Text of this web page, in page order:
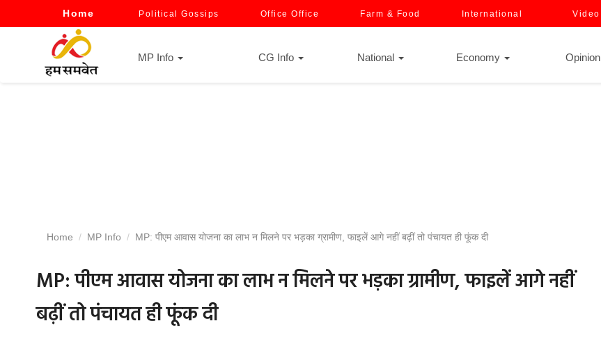
Home Political Gossips Office Office Farm & Food International Video
MP Info CG Info National Economy Opinion
Home MP Info MP: पीएम आवास योजना का लाभ न मिलने पर भड़का ग्रामीण, फाइलें आगे नहीं बढ़ीं तो पंचायत ही फूंक दी
MP: पीएम आवास योजना का लाभ न मिलने पर भड़का ग्रामीण, फाइलें आगे नहीं
बढ़ीं तो पंचायत ही फूंक दी